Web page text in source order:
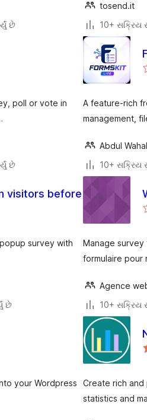
છે
tosend.it
10+ સક્રિય
poll or vote in
છે
A feature-rich
management,
Abdul
10+ સક્રિય
visitors before
survey with
છે
Manage
formulaire pour
Agence
10+ સક્રિય
your Wordpress
Create rich and
statistics and